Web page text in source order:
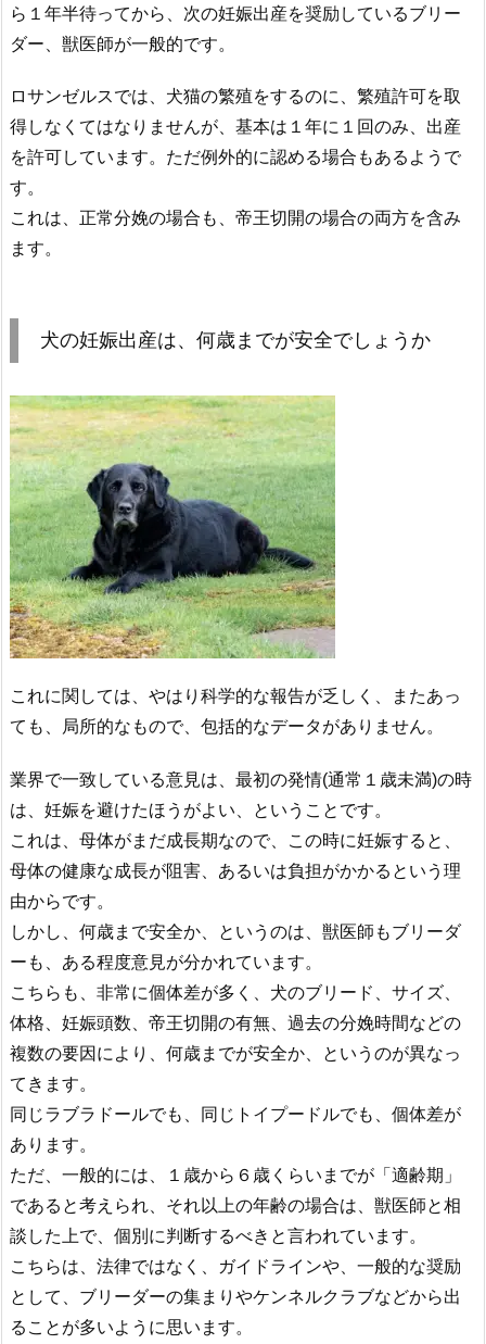
ら１年半待ってから、次の妊娠出産を奨励しているブリー
ダー、獣医師が一般的です。
ロサンゼルスでは、犬猫の繁殖をするのに、繁殖許可を取
得しなくてはなりませんが、基本は１年に１回のみ、出産
を許可しています。ただ例外的に認める場合もあるようで
す。
これは、正常分娩の場合も、帝王切開の場合の両方を含み
ます。
犬の妊娠出産は、何歳までが安全でしょうか
これに関しては、やはり科学的な報告が乏しく、またあっ
ても、局所的なもので、包括的なデータがありません。
業界で一致している意見は、最初の発情(通常１歳未満)の時
は、妊娠を避けたほうがよい、ということです。
これは、母体がまだ成長期なので、この時に妊娠すると、
母体の健康な成長が阻害、あるいは負担がかかるという理
由からです。
しかし、何歳まで安全か、というのは、獣医師もブリーダ
ーも、ある程度意見が分かれています。
こちらも、非常に個体差が多く、犬のブリード、サイズ、
体格、妊娠頭数、帝王切開の有無、過去の分娩時間などの
複数の要因により、何歳までが安全か、というのが異なっ
てきます。
同じラブラドールでも、同じトイプードルでも、個体差が
あります。
ただ、一般的には、１歳から６歳くらいまでが「適齢期」
であると考えられ、それ以上の年齢の場合は、獣医師と相
談した上で、個別に判断するべきと言われています。
こちらは、法律ではなく、ガイドラインや、一般的な奨励
として、ブリーダーの集まりやケンネルクラブなどから出
ることが多いように思います。